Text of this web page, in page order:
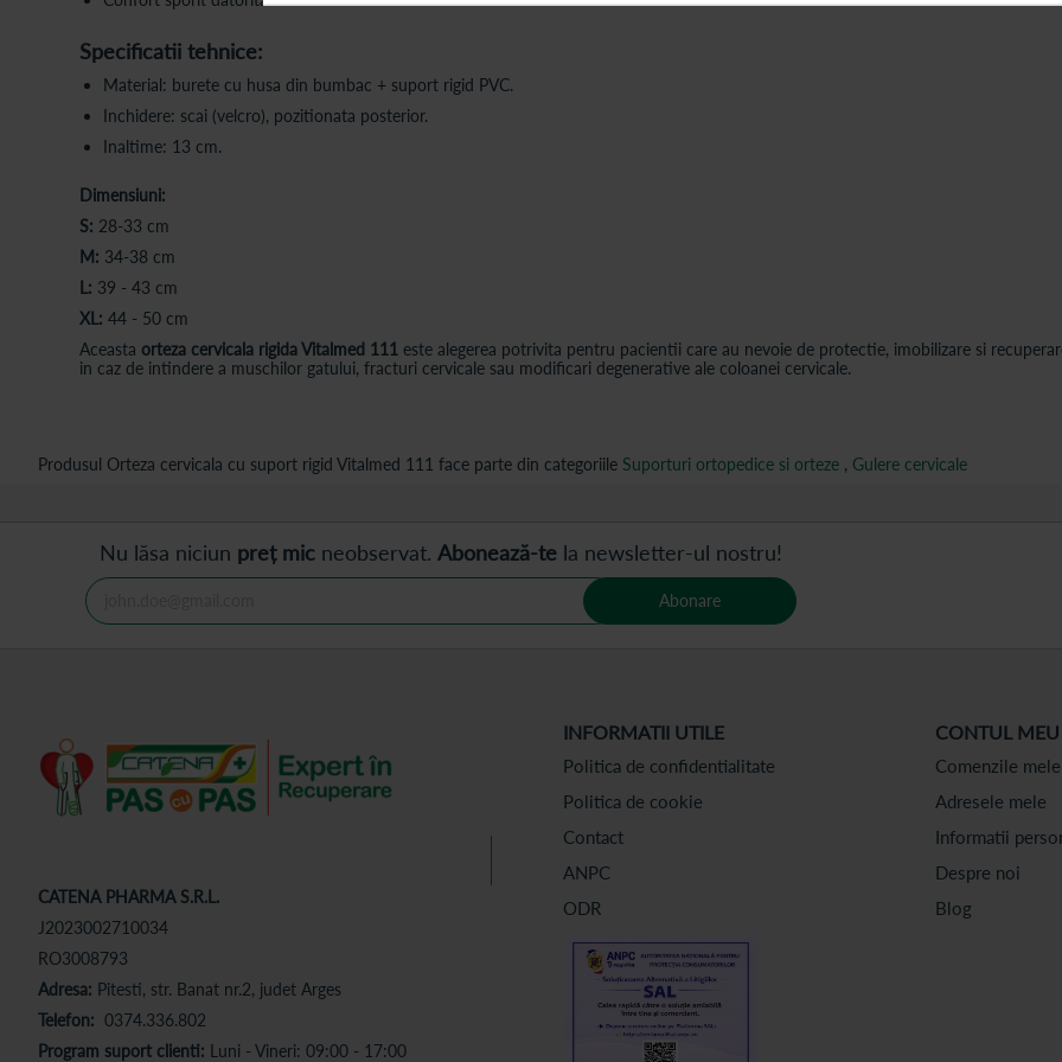
Specificatii tehnice:
Material: burete cu husa din bumbac + suport rigid PVC.
Inchidere: scai (velcro), pozitionata posterior.
Inaltime: 13 cm.
Dimensiuni:
S: 28-33 cm
M: 34-38 cm
L: 39 - 43 cm
XL: 44 - 50 cm
Aceasta orteza cervicala rigida Vitalmed 111 este alegerea potrivita pentru pacientii care au nevoie de protectie, imobilizare si
in caz de intindere a muschilor gatului, fracturi cervicale sau modificari degenerative ale coloanei cervicale.
Produsul Orteza cervicala cu suport rigid Vitalmed 111 face parte din categoriile Suporturi ortopedice si orteze , Gulere cervicale
Nu lăsa niciun preț mic neobservat. Abonează-te la newsletter-ul nostru!
Abonare
CATENA PHARMA S.R.L.
J2023002710034
RO3008793
Adresa: Pitesti, str. Banat nr.2, judet Arges
Telefon: 0374.336.802
Program suport clienti: Luni - Vineri: 09:00 - 17:00
INFORMATII UTILE
Politica de confidentialitate
Politica de cookie
Contact
ANPC
ODR
CONTUL MEU
Comenzile mele
Adresele mele
Informatii
Despre noi
Blog